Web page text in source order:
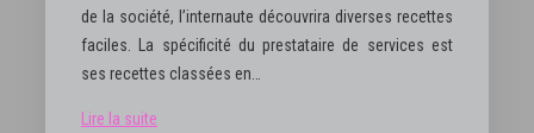
de la société, l’internaute découvrira diverses recettes
faciles. La spécificité du prestataire de services est
ses recettes classées en…
Lire la suite